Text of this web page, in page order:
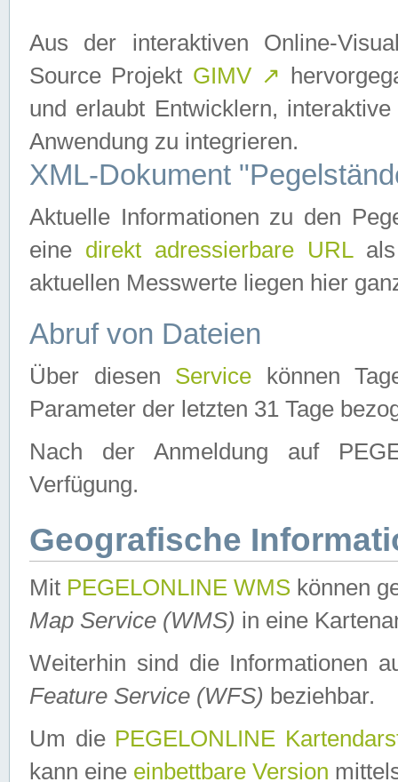
Aus der interaktiven Online-
Source Projekt GIMV ↗
und erlaubt Entwicklern,
Anwendung zu integrieren.
XML-Dokument
Aktuelle Informationen zu den
eine direkt adressierbare URLals
aktuellen Messwerte liegen hier
Abruf von Dateien
Über diesen Service können
Parameter der letzten 31 Tage
Nach der Anmeldung auf
Verfügung.
Geografische
Mit PEGELONLINE WMS können
Map Service (WMS) in eine
Weiterhin sind die Informationen
Feature Service (WFS) beziehbar.
Um die PEGELONLINE
kann eine einbettbare Version